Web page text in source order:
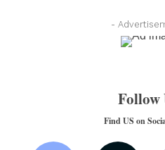
-
Follow
Find US on